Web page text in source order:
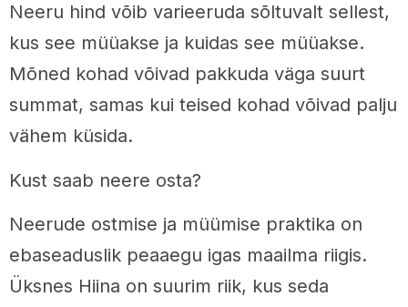
Neeru hind võib varieeruda sõltuvalt sellest,
kus see müüakse ja kuidas see müüakse.
Mõned kohad võivad pakkuda väga suurt
summat, samas kui teised kohad võivad palju
vähem küsida.
Kust saab neere osta?
Neerude ostmise ja müümise praktika on
ebaseaduslik peaaegu igas maailma riigis.
Üksnes Hiina on suurim riik, kus seda